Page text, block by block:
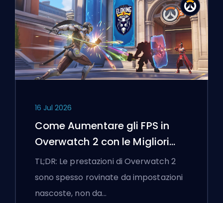
16 Jul 2026
Come Aumentare gli FPS in
Overwatch 2 con le Migliori
Impostazioni
TL;DR: Le prestazioni di Overwatch 2
sono spesso rovinate da impostazioni
nascoste, non da…